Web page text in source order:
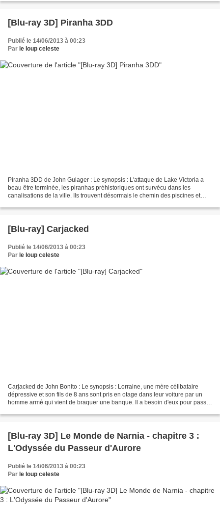
[Blu-ray 3D] Piranha 3DD
Publié le 14/06/2013 à 00:23
Par le loup celeste
Piranha 3DD de John Gulager : Le synopsis : L'attaque de Lake Victoria a
beau être terminée, les piranhas préhistoriques ont survécu dans les
canalisations de la ville. Ils trouvent désormais le chemin des piscines et
[Blu-ray] Carjacked
Publié le 14/06/2013 à 00:23
Par le loup celeste
Carjacked de John Bonito : Le synopsis : Lorraine, une mère célibataire
dépressive et son fils de 8 ans sont pris en otage dans leur voiture par un
homme armé qui vient de braquer une banque. Il a besoin d'eux pour passer
[Blu-ray 3D] Le Monde de Narnia - chapitre 3 :
L'Odyssée du Passeur d'Aurore
Publié le 14/06/2013 à 00:23
Par le loup celeste